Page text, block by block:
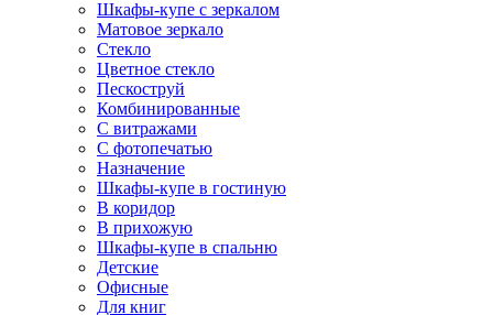
Шкафы-купе с зеркалом
Матовое зеркало
Стекло
Цветное стекло
Пескоструй
Комбинированные
С витражами
С фотопечатью
Назначение
Шкафы-купе в гостиную
В коридор
В прихожую
Шкафы-купе в спальню
Детские
Офисные
Для книг